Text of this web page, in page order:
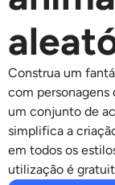
Gerador de
Gerador de
Gerador de
Modelos de IA
Seedance 2.0
Texto para Imagem
Modelos de IA
Seedream 5.0
Nano Banana
Removedor
Removedor
Construa um
com personagens
um conjunto de
simplifica a
em todos os
utilização é